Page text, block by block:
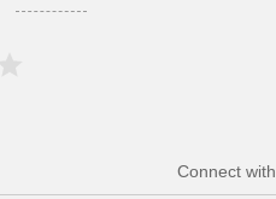
Connect with